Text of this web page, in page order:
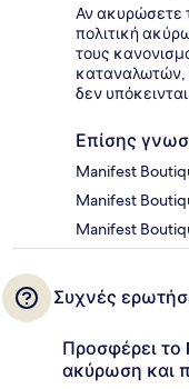
Αν ακυρώσετε
πολιτική
τους
καταναλωτών,
δεν
Επίσης
Manifest
Manifest
Manifest
Συχνές
Προσφέρει
ακύρωση και